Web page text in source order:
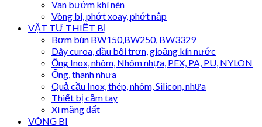
Van bướm khí nén
Vòng bi, phớt xoay, phớt nắp
VẬT TƯ THIẾT BỊ
Bơm bùn BW150,BW250, BW3329
Dây curoa, dầu bôi trơn, gioăng kín nước
Ống Inox, nhôm, Nhôm nhựa, PEX, PA, PU, NYLON
Ống, thanh nhựa
Quả cầu Inox, thép, nhôm, Silicon, nhựa
Thiết bị cầm tay
Xi măng đất
VÒNG BI